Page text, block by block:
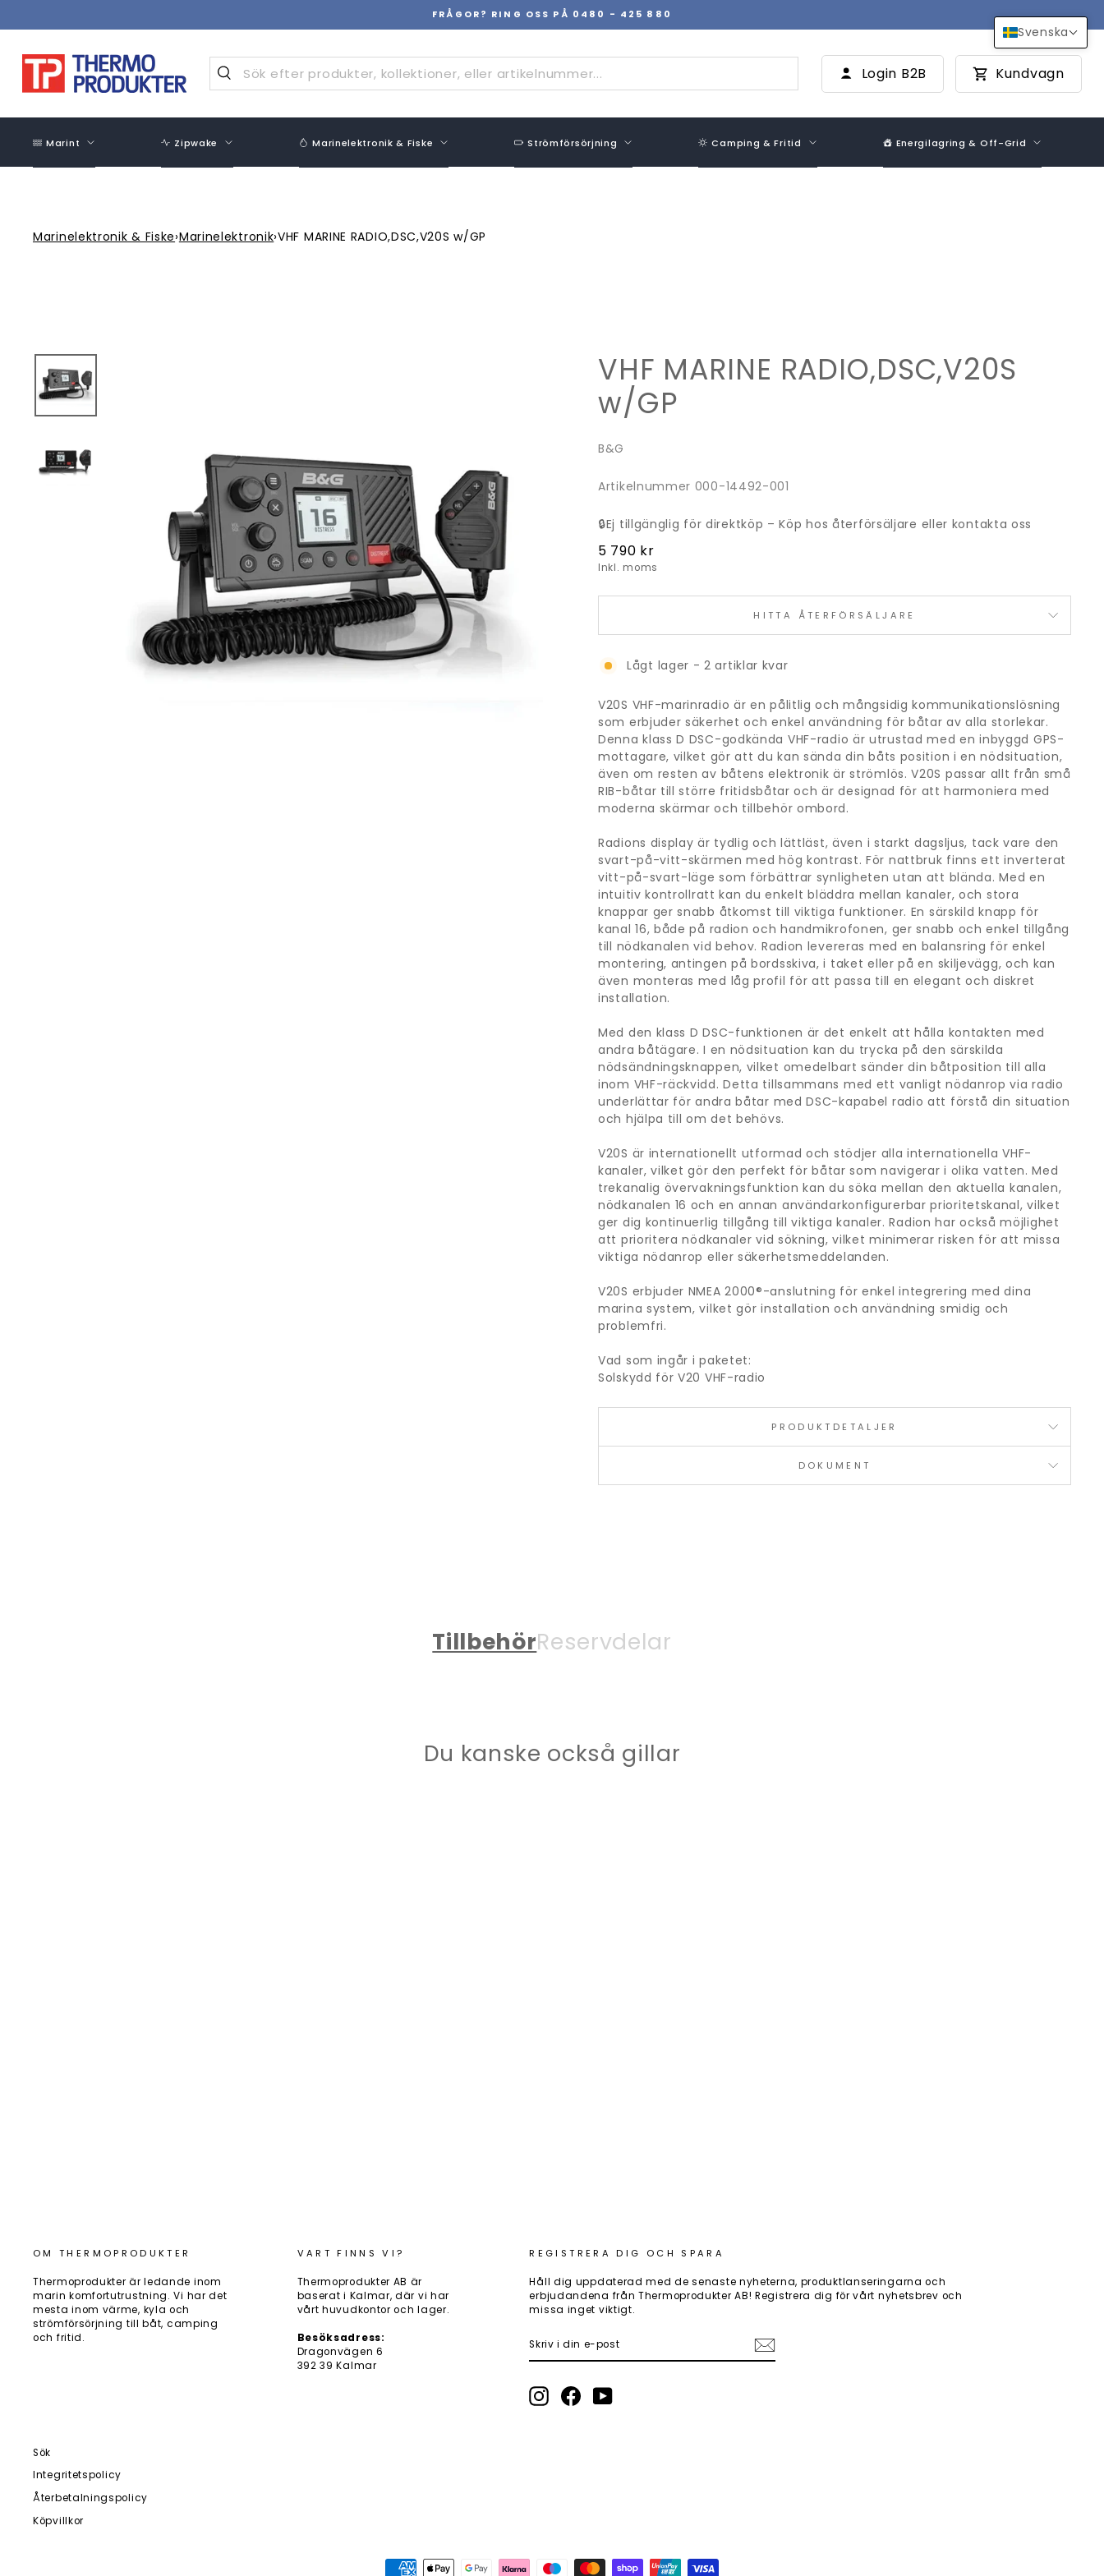
Pausa
FRÅGOR? RING OSS PÅ 0480 - 425 880
Login B2B Kundvagn
Marint Zipwake Marinelektronik & Fiske Strömförsörjning Camping & Fritid Energilagring & Off-Grid
Marinelektronik & Fiske›Marinelektronik›VHF MARINE RADIO,DSC,V20S w/GP
VHF MARINE RADIO,DSC,V20S
w/GP
B&G
Artikelnummer 000-14492-001
🔒Ej tillgänglig för direktköp – Köp hos återförsäljare eller kontakta oss
Ordinarie
pris
5 790 kr
Inkl. moms
HITTA ÅTERFÖRSÄLJARE
Lågt lager - 2 artiklar kvar
V20S VHF-marinradio är en pålitlig och mångsidig kommunikationslösning
som erbjuder säkerhet och enkel användning för båtar av alla storlekar.
Denna klass D DSC-godkända VHF-radio är utrustad med en inbyggd GPS-
mottagare, vilket gör att du kan sända din båts position i en nödsituation,
även om resten av båtens elektronik är strömlös. V20S passar allt från små
RIB-båtar till större fritidsbåtar och är designad för att harmoniera med
moderna skärmar och tillbehör ombord.
Radions display är tydlig och lättläst, även i starkt dagsljus, tack vare den
svart-på-vitt-skärmen med hög kontrast. För nattbruk finns ett inverterat
vitt-på-svart-läge som förbättrar synligheten utan att blända. Med en
intuitiv kontrollratt kan du enkelt bläddra mellan kanaler, och stora
knappar ger snabb åtkomst till viktiga funktioner. En särskild knapp för
kanal 16, både på radion och handmikrofonen, ger snabb och enkel tillgång
till nödkanalen vid behov. Radion levereras med en balansring för enkel
montering, antingen på bordsskiva, i taket eller på en skiljevägg, och kan
även monteras med låg profil för att passa till en elegant och diskret
installation.
Med den klass D DSC-funktionen är det enkelt att hålla kontakten med
andra båtägare. I en nödsituation kan du trycka på den särskilda
nödsändningsknappen, vilket omedelbart sänder din båtposition till alla
inom VHF-räckvidd. Detta tillsammans med ett vanligt nödanrop via radio
underlättar för andra båtar med DSC-kapabel radio att förstå din situation
och hjälpa till om det behövs.
V20S är internationellt utformad och stödjer alla internationella VHF-
kanaler, vilket gör den perfekt för båtar som navigerar i olika vatten. Med
trekanalig övervakningsfunktion kan du söka mellan den aktuella kanalen,
nödkanalen 16 och en annan användarkonfigurerbar prioritetskanal, vilket
ger dig kontinuerlig tillgång till viktiga kanaler. Radion har också möjlighet
att prioritera nödkanaler vid sökning, vilket minimerar risken för att missa
viktiga nödanrop eller säkerhetsmeddelanden.
V20S erbjuder NMEA 2000®-anslutning för enkel integrering med dina
marina system, vilket gör installation och användning smidig och
problemfri.
Vad som ingår i paketet:
Solskydd för V20 VHF-radio
PRODUKTDETALJER
DOKUMENT
TillbehörReservdelar
Du kanske också gillar
OM THERMOPRODUKTER
Thermoprodukter är ledande inom
marin komfortutrustning. Vi har det
mesta inom värme, kyla och
strömförsörjning till båt, camping
och fritid.
VART FINNS VI?
Thermoprodukter AB är
baserat i Kalmar, där vi har
vårt huvudkontor och lager.
Besöksadress:
Dragonvägen 6
392 39 Kalmar
REGISTRERA DIG OCH SPARA
Håll dig uppdaterad med de senaste nyheterna, produktlanseringarna och
erbjudandena från Thermoprodukter AB! Registrera dig för vårt nyhetsbrev och
missa inget viktigt.
I
Instagram
FacebookYouTube
Sök
Integritetspolicy
Återbetalningspolicy
Köpvillkor
Svenska